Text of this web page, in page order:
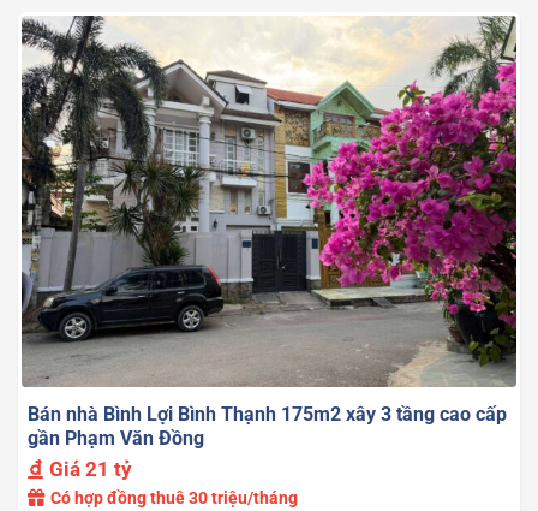
Bán nhà Bình Lợi Bình Thạnh 175m2 xây 3 tầng cao cấp
gần Phạm Văn Đồng
Giá 21 tỷ
Có hợp đồng thuê 30 triệu/tháng